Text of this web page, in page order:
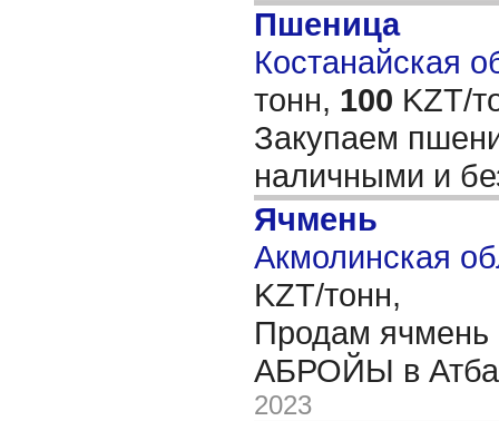
Пшеница
Костанайская
тонн, 100 KZT/
Закупаем
наличными и
Ячмень
Акмолинская
KZT/тонн,
Продам ячмень
АБРОЙЫ в
2023